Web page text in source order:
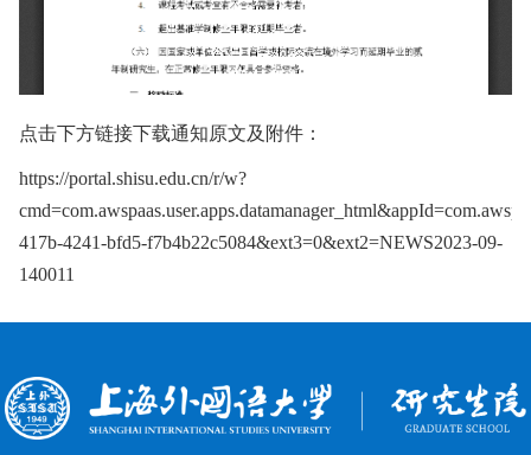
点击下方链接下载通知原文及附件：
https://portal.shisu.edu.cn/r/w?
417b-4241-bfd5-f7b4b22c5084&ext3=0&ext2=NEWS2023-09-
140011